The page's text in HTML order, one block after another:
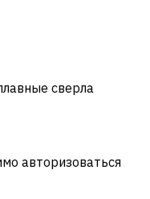
сверла
авторизоваться